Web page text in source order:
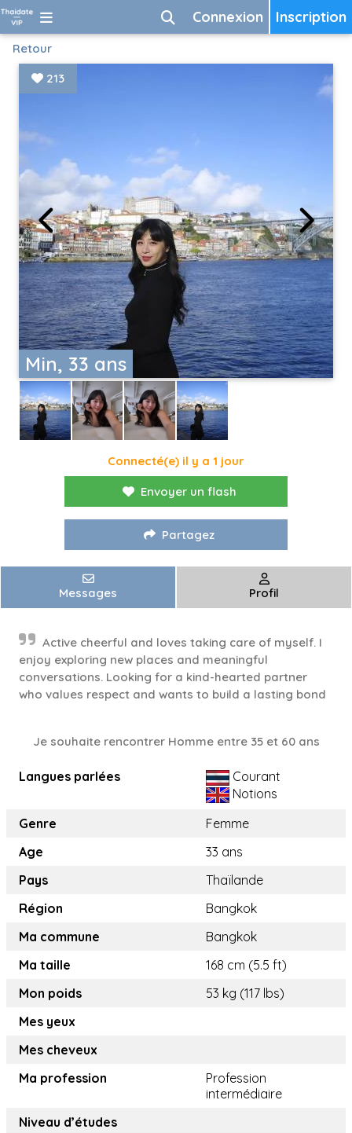
Inscription
Connexion
Retour
Min, 33 ans
213
Connecté(e) il y a 1 jour
Envoyer un flash
Partagez
Messages Profil
Active cheerful and loves taking care of myself. I
enjoy exploring new places and meaningful
conversations. Looking for a kind-hearted partner
who values respect and wants to build a lasting bond
Je souhaite rencontrer Homme entre 35 et 60 ans
Langues parlées
Courant
Notions
Genre
Femme
Age
33 ans
Pays
Thaïlande
Région
Bangkok
Ma commune
Bangkok
Ma taille
168 cm (5.5 ft)
Mon poids
53 kg (117 lbs)
Mes yeux
Mes cheveux
Ma profession
Profession
intermédiaire
Niveau d’études